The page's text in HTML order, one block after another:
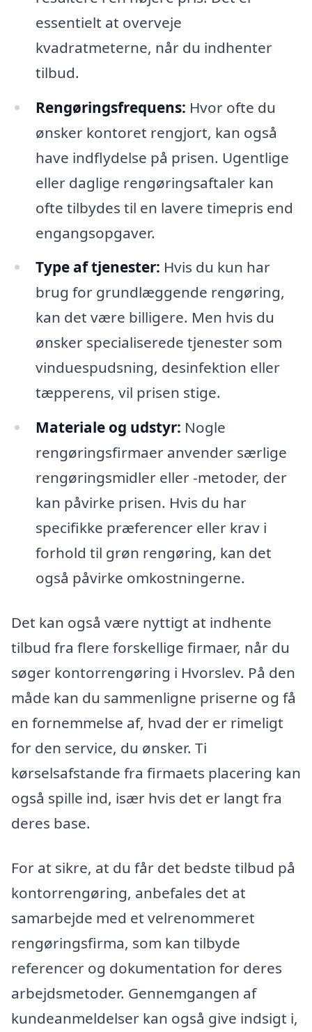
essentielt at overveje
kvadratmeterne, når du indhenter
tilbud.
Rengøringsfrequens: Hvor ofte du
ønsker kontoret rengjort, kan også
have indflydelse på prisen. Ugentlige
eller daglige rengøringsaftaler kan
ofte tilbydes til en lavere timepris end
engangsopgaver.
Type af tjenester: Hvis du kun har
brug for grundlæggende rengøring,
kan det være billigere. Men hvis du
ønsker specialiserede tjenester som
vinduespudsning, desinfektion eller
tæpperens, vil prisen stige.
Materiale og udstyr: Nogle
rengøringsfirmaer anvender særlige
rengøringsmidler eller -metoder, der
kan påvirke prisen. Hvis du har
specifikke præferencer eller krav i
forhold til grøn rengøring, kan det
også påvirke omkostningerne.
Det kan også være nyttigt at indhente
tilbud fra flere forskellige firmaer, når du
søger kontorrengøring i Hvorslev. På den
måde kan du sammenligne priserne og få
en fornemmelse af, hvad der er rimeligt
for den service, du ønsker. Ti
kørselsafstande fra firmaets placering kan
også spille ind, især hvis det er langt fra
deres base.
For at sikre, at du får det bedste tilbud på
kontorrengøring, anbefales det at
samarbejde med et velrenommeret
rengøringsfirma, som kan tilbyde
referencer og dokumentation for deres
arbejdsmetoder. Gennemgangen af
kundeanmeldelser kan også give indsigt i,